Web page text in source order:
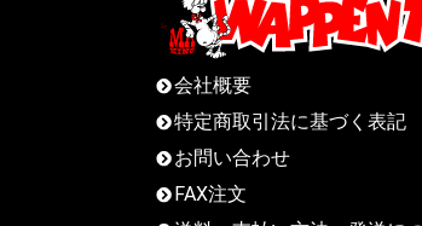
会社概要
特定商取引法に基づく表記
お問い合わせ
FAX注文